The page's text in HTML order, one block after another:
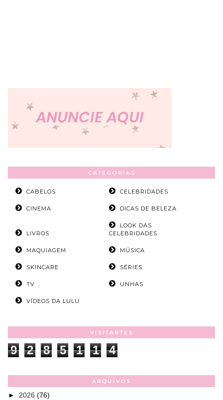
CATEGORIAS
CABELOS CELEBRIDADES
CINEMA DICAS DE BELEZA
LIVROS
LOOK DAS
CELEBRIDADES
MAQUIAGEM MÚSICA
SKINCARE SÉRIES
TV UNHAS
VÍDEOS DA LULU
VISITANTES
9 2 8 5 1 1 4
ARQUIVOS
► 2026 (76)